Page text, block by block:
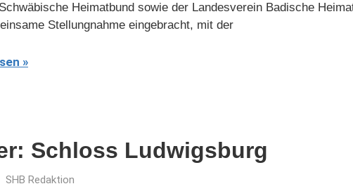
Heimatbund sowie der Landesverein Badische
Stellungnahme eingebracht, mit der
Schloss Ludwigsburg
SHB Redaktion